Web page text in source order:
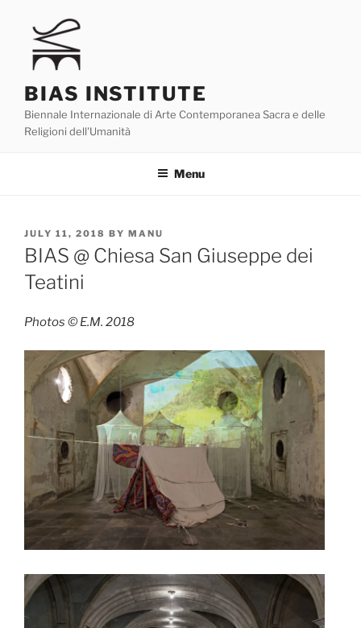
content
BIAS INSTITUTE
Biennale Internazionale di Arte Contemporanea Sacra e delle
Religioni dell'Umanità
Menu
POSTED
ON
JULY 11, 2018 BY MANU
BIAS @ Chiesa San Giuseppe dei
Teatini
Photos © E.M. 2018